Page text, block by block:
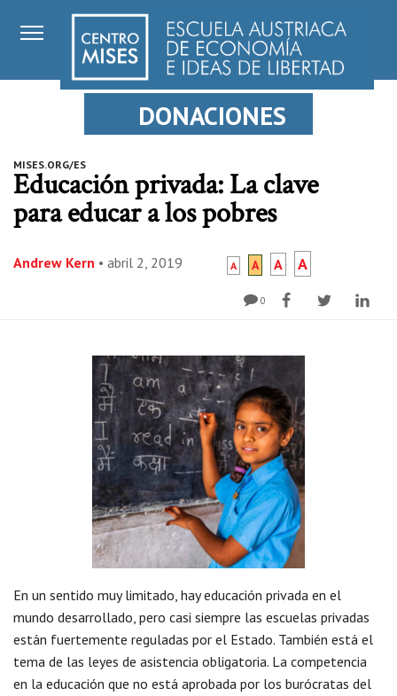
DONACIONES
MISES.ORG/ES
Educación privada: La clave
para educar a los pobres
Andrew Kern • abril 2, 2019 A A A A
0
En un sentido muy limitado, hay educación privada en el
mundo desarrollado, pero casi siempre las escuelas privadas
están fuertemente reguladas por el Estado. También está el
tema de las leyes de asistencia obligatoria. La competencia
en la educación que no está aprobada por los burócratas del